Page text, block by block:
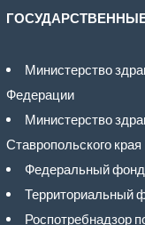
Министерство
Федерации
Министерство
Ставропольского края
Федеральный
Роспотребнадзор